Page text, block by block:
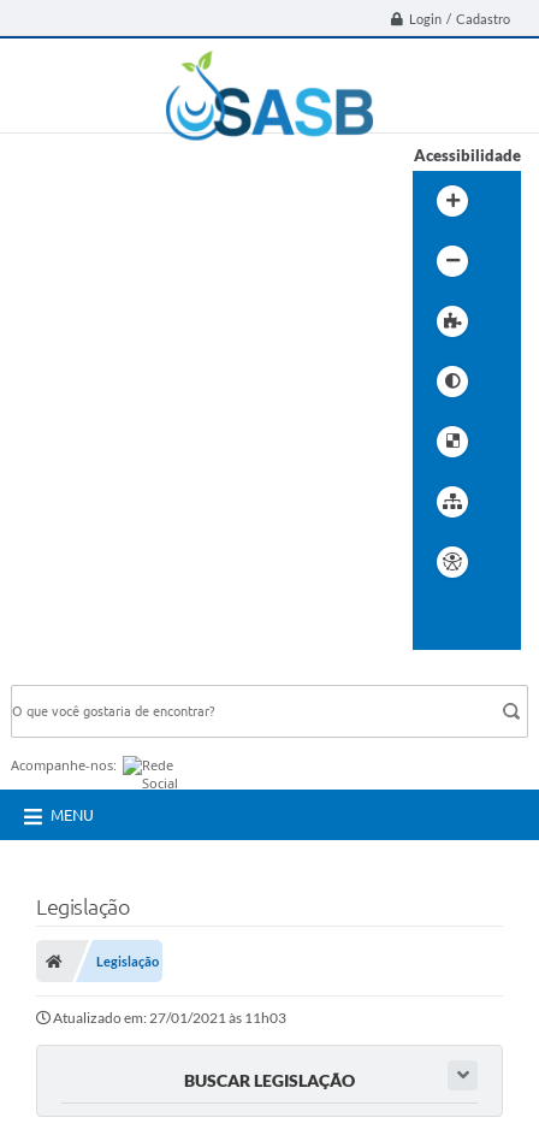
Login / Cadastro
Acessibilidade
Acompanhe-nos:
MENU
Legislação
Legislação
Atualizado em: 27/01/2021 às 11h03
BUSCAR LEGISLAÇÃO